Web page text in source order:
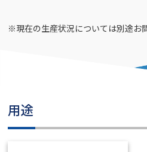
※現在の生産状況については別途お
用途